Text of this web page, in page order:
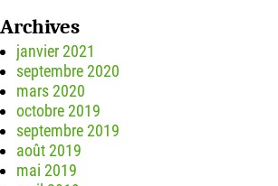
Archives
janvier 2021
septembre 2020
mars 2020
octobre 2019
septembre 2019
août 2019
mai 2019